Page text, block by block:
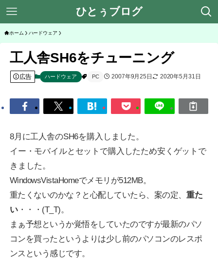
ひとぅブログ
ホーム ハードウェア
工人舎SH6をチューニング
広告 ハードウェア PC 2007年9月25日 2020年5月31日
8月に工人舎のSH6を購入しました。
イー・モバイルとセットで購入したため安くゲットで
きました。
WindowsVistaHomeでメモリが512MB。
重たくないのかな？と心配していたら、案の定、 重た
い・・・(T_T)。
まぁ予想というか覚悟をしていたのですが最新のパソ
コンを買ったというよりは少し前のパソコンのレスポ
ンスという感じです。